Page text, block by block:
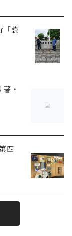
「読
・
四